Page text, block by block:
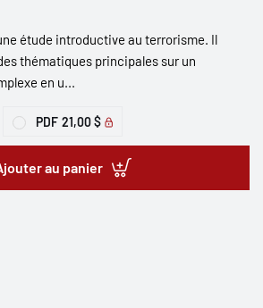
étude introductive au terrorisme. Il
thématiques principales sur un
en u...
PDF 21,00 $
au panier